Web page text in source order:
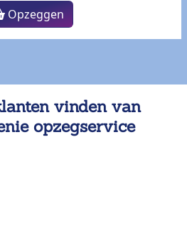
Opzeggen
vinden van
opzegservice